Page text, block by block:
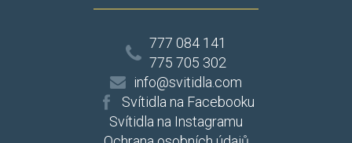
777 084 141
775 705 302
info@svitidla.com
Svítidla na Facebooku
Svítidla na Instagramu